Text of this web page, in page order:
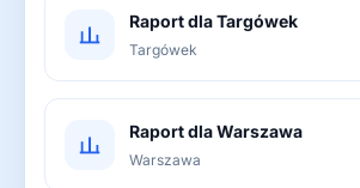
Raport dla Targówek
Targówek
Raport dla Warszawa
Warszawa